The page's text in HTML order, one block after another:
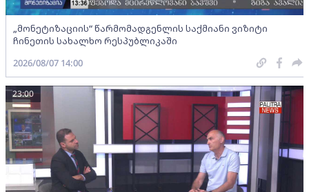
„მონეტიზაციის“ წარმომადგენლის საქმიანი ვიზიტი
ჩინეთის სახალხო რესპუბლიკაში
2026/08/07 14:00
23:00